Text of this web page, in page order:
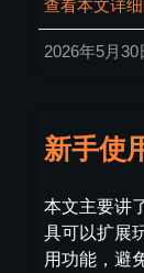
查看本文详
2026年5月30
新手使
本文主要讲
具可以扩展
用功能，避